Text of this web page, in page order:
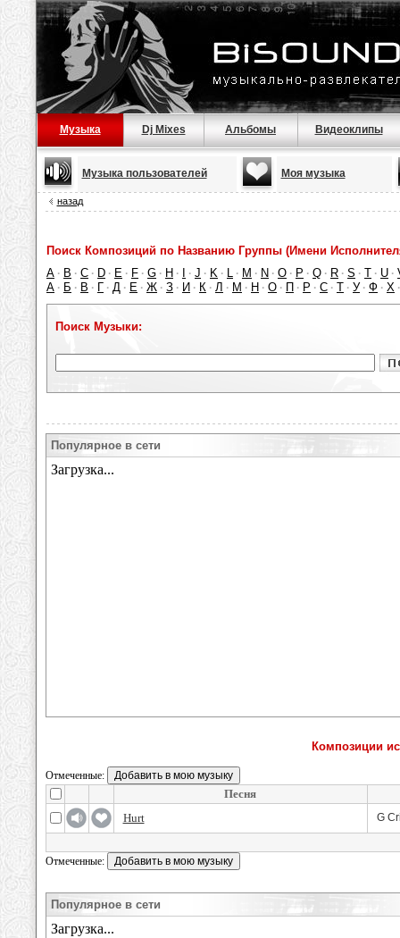
Музыка Dj Mixes Альбомы Видеоклипы
Музыка пользователей Моя музыка
назад
Поиск Композиций по Названию Группы (Имени
A · B · C · D · E · F · G · H · · J · K · L · M · N · O · P · Q · R · S · T · U ·
А · Б · В · Г · Д · Е · Ж · З · И · К · Л · М · Н · О · П · Р · С · Т · У · Ф · Х
Поиск Музыки:
Популярное в сети
Композиции
Отмеченные:
Песня
Hurt
G
Отмеченные:
Популярное в сети